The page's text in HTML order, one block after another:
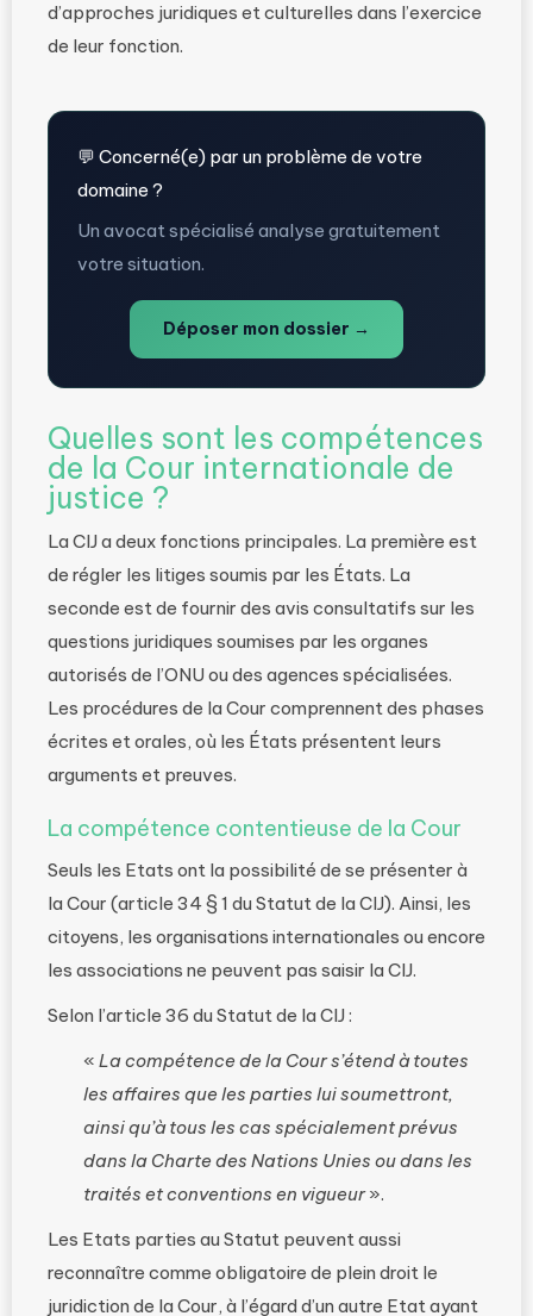
d’approches juridiques et culturelles dans l’exercice
de leur fonction.
💬 Concerné(e) par un problème de votre
domaine ?
Un avocat spécialisé analyse gratuitement
votre situation.
Déposer mon dossier →
Quelles sont les compétences
de la Cour internationale de
justice ?
La CIJ a deux fonctions principales. La première est
de régler les litiges soumis par les États. La
seconde est de fournir des avis consultatifs sur les
questions juridiques soumises par les organes
autorisés de l’ONU ou des agences spécialisées.
Les procédures de la Cour comprennent des phases
écrites et orales, où les États présentent leurs
arguments et preuves.
La compétence contentieuse de la Cour
Seuls les Etats ont la possibilité de se présenter à
la Cour (article 34 § 1 du Statut de la CIJ). Ainsi, les
citoyens, les organisations internationales ou encore
les associations ne peuvent pas saisir la CIJ.
Selon l’article 36 du Statut de la CIJ :
« La compétence de la Cour s’étend à toutes
les affaires que les parties lui soumettront,
ainsi qu’à tous les cas spécialement prévus
dans la Charte des Nations Unies ou dans les
traités et conventions en vigueur».
Les Etats parties au Statut peuvent aussi
reconnaître comme obligatoire de plein droit le
juridiction de la Cour, à l’égard d’un autre Etat ayant